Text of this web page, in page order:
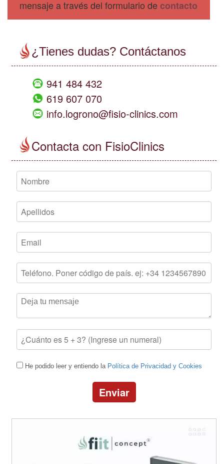
mensaje a través del formulario decontacto
¿Tienes dudas? Contáctanos
941 484 432
619 607 070
info.logrono@fisio-clinics.com
Contacta con FisioClinics
He podido leer y entiendo la Política de Privacidad y Cookies
Enviar